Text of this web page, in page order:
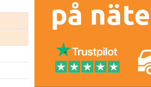
på